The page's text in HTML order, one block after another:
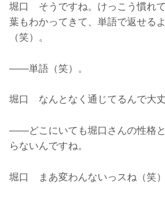
堀口 そうですね。けっこう慣れ
葉もわかってきて、単語で返せる
（笑）。
――単語（笑）。
堀口 なんとなく通じてるんで大丈
――どこにいても堀口さんの性格
らないんですね。
堀口 まあ変わんないっスね（笑）